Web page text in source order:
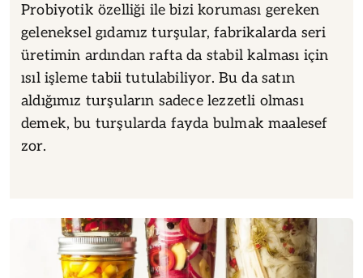
Probiyotik özelliği ile bizi koruması gereken
geleneksel gıdamız turşular, fabrikalarda seri
üretimin ardından rafta da stabil kalması için
ısıl işleme tabii tutulabiliyor. Bu da satın
aldığımız turşuların sadece lezzetli olması
demek, bu turşularda fayda bulmak maalesef
zor.